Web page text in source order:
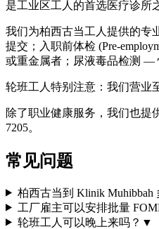
是工业区工人的首选医疗诊所
我们为柏西古当工人提供的专
提交；入职前体检 (Pre-
或重金属者；尿液毒品检测 —
轮班工人特别注意：我们营业
除了职业健康服务，我们也提
7205。
常见问题
柏西古当到 Klinik Muhibbah
工厂雇主可以安排批量
轮班工人可以晚上来吗？ ▼